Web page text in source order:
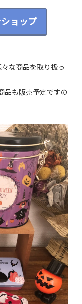
ョップ
な商品を取り扱っ
品も販売予定ですの